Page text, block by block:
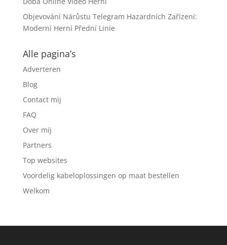
Objevování Nárůstu Telegram Hazardních Zařízení:
Moderní Herní Přední Linie
Alle pagina’s
Adverteren
Blog
Contact mij
FAQ
Over mij
Partners
Top websites
Voordelig kabeloplossingen op maat bestellen
Welkom